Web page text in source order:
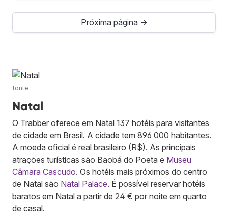
Próxima página →
fonte
Natal
O Trabber oferece em Natal 137 hotéis para visitantes
de cidade em Brasil. A cidade tem 896 000 habitantes.
A moeda oficial é real brasileiro (R$). As principais
atrações turísticas são Baobá do Poeta e Museu
Câmara Cascudo. Os hotéis mais próximos do centro
de Natal são Natal Palace. É possível reservar hotéis
baratos em Natal a partir de 24 € por noite em quarto
de casal.